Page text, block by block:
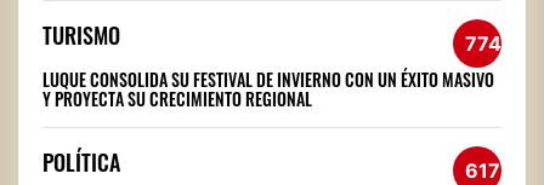
TURISMO 774
LUQUE CONSOLIDA SU FESTIVAL DE INVIERNO CON UN ÉXITO MASIVO
Y PROYECTA SU CRECIMIENTO REGIONAL
POLÍTICA 617